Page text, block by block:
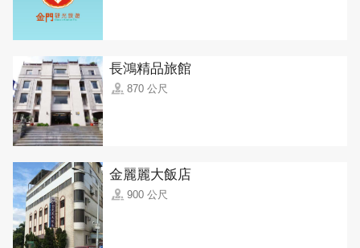
長鴻精品旅館
870 公尺
金麗麗大飯店
900 公尺